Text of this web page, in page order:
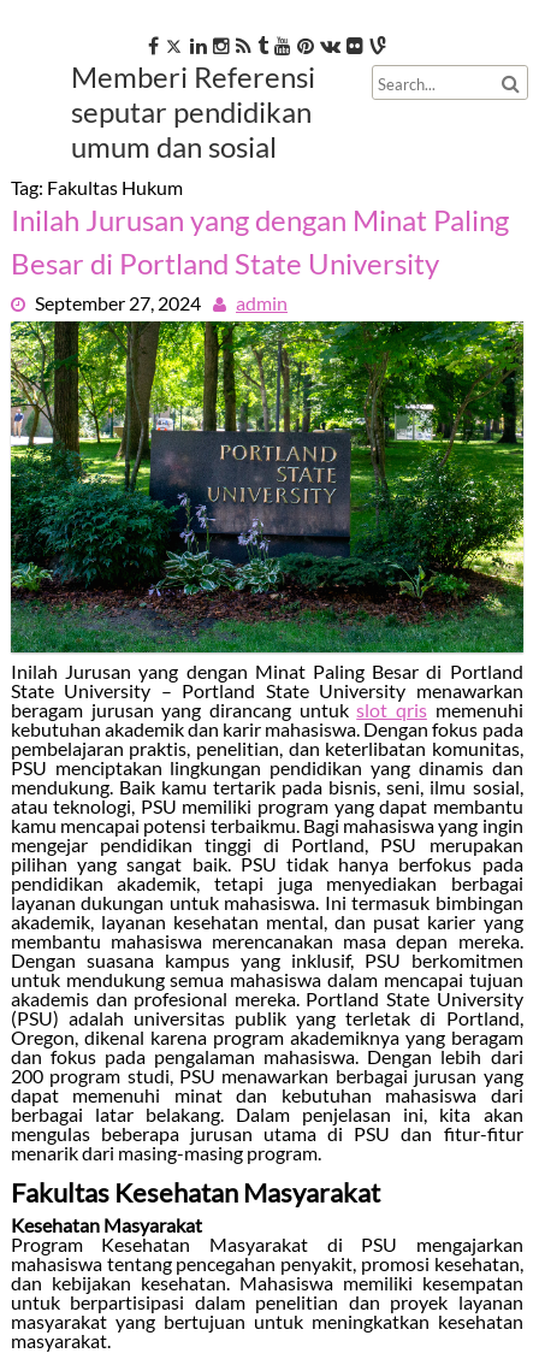
Memberi Referensi
seputar pendidikan
umum dan sosial
Tag: Fakultas Hukum
Inilah Jurusan yang dengan Minat Paling
Besar di Portland State University
September 27, 2024 admin
Inilah Jurusan yang dengan Minat Paling Besar di Portland
State University – Portland State University menawarkan
beragam jurusan yang dirancang untukslot qrismemenuhi
kebutuhan akademik dan karir mahasiswa. Dengan fokus pada
pembelajaran praktis, penelitian, dan keterlibatan komunitas,
PSU menciptakan lingkungan pendidikan yang dinamis dan
mendukung. Baik kamu tertarik pada bisnis, seni, ilmu sosial,
atau teknologi, PSU memiliki program yang dapat membantu
kamu mencapai potensi terbaikmu. Bagi mahasiswa yang ingin
mengejar pendidikan tinggi di Portland, PSU merupakan
pilihan yang sangat baik. PSU tidak hanya berfokus pada
pendidikan akademik, tetapi juga menyediakan berbagai
layanan dukungan untuk mahasiswa. Ini termasuk bimbingan
akademik, layanan kesehatan mental, dan pusat karier yang
membantu mahasiswa merencanakan masa depan mereka.
Dengan suasana kampus yang inklusif, PSU berkomitmen
untuk mendukung semua mahasiswa dalam mencapai tujuan
akademis dan profesional mereka. Portland State University
(PSU) adalah universitas publik yang terletak di Portland,
Oregon, dikenal karena program akademiknya yang beragam
dan fokus pada pengalaman mahasiswa. Dengan lebih dari
200 program studi, PSU menawarkan berbagai jurusan yang
dapat memenuhi minat dan kebutuhan mahasiswa dari
berbagai latar belakang. Dalam penjelasan ini, kita akan
mengulas beberapa jurusan utama di PSU dan fitur-fitur
menarik dari masing-masing program.
Fakultas Kesehatan Masyarakat
Kesehatan Masyarakat
Program Kesehatan Masyarakat di PSU mengajarkan
mahasiswa tentang pencegahan penyakit, promosi kesehatan,
dan kebijakan kesehatan. Mahasiswa memiliki kesempatan
untuk berpartisipasi dalam penelitian dan proyek layanan
masyarakat yang bertujuan untuk meningkatkan kesehatan
masyarakat.